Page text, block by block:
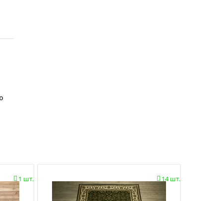
1 шт.
 14 шт.
